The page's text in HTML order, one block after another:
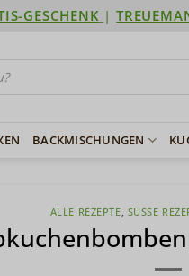
GESCHENK |
BACKMISCHUNGEN
ALLE REZEPTE, SÜSSE